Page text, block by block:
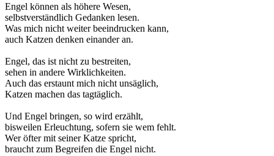
Engel können als höhere Wesen,
selbstverständlich Gedanken lesen.
Was mich nicht weiter beeindrucken kann,
auch Katzen denken einander an.
Engel, das ist nicht zu bestreiten,
sehen in andere Wirklichkeiten.
Auch das erstaunt mich nicht unsäglich,
Katzen machen das tagtäglich.
Und Engel bringen, so wird erzählt,
bisweilen Erleuchtung, sofern sie wem fehlt.
Wer öfter mit seiner Katze spricht,
braucht zum Begreifen die Engel nicht.